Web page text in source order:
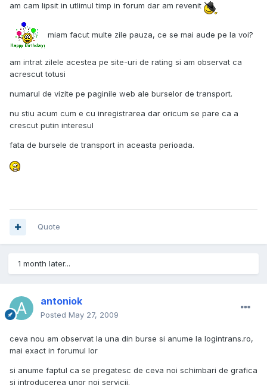
am cam lipsit in utlimul timp in forum dar am revenit
miam facut multe zile pauza, ce se mai aude pe la voi?
am intrat zilele acestea pe site-uri de rating si am observat ca
acrescut totusi
numarul de vizite pe paginile web ale burselor de transport.
nu stiu acum cum e cu inregistrarea dar oricum se pare ca a
crescut putin interesul
fata de bursele de transport in aceasta perioada.
Quote
1 month later...
antoniok
Posted May 27, 2009
ceva nou am observat la una din burse si anume la logintrans.ro,
mai exact in forumul lor
si anume faptul ca se pregatesc de ceva noi schimbari de grafica
si introducerea unor noi servicii.